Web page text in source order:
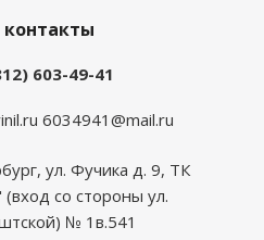
603-49-41
6034941@mail.ru
ул. Фучика д. 9, ТК
со стороны ул.
№ 1в.541